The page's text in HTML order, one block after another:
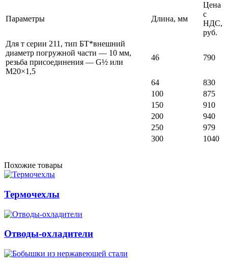
Параметры Длина, мм
Цена
с
НДС,
руб.
Для т серии 211, тип БТ*внешний
диаметр погружной части — 10 мм,
резьба присоединения — G½ или
М20×1,5
46 790
64
830
100
875
150
910
200
940
250
979
300
1040
Похожие товары
Термочехлы
Отводы-охладители